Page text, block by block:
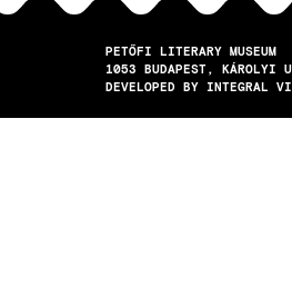
PETŐFI LITERARY MUSEUM
1053
BUDAPEST
KÁROLYI
DEVELOPED BY INTEGRAL